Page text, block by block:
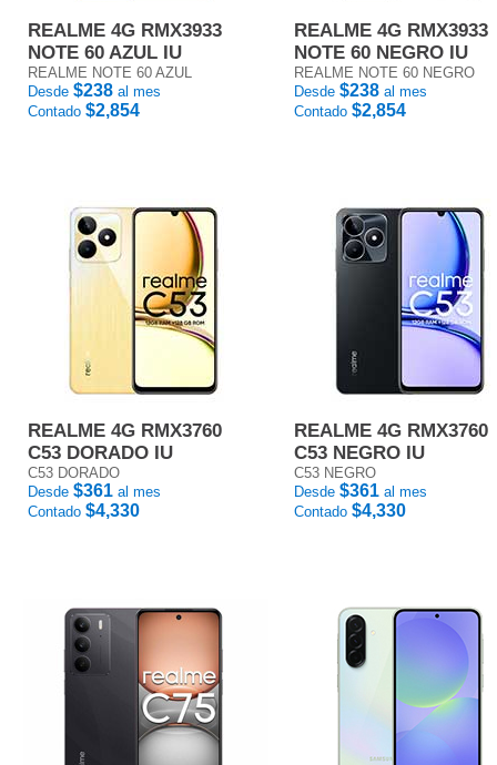
REALME 4G RMX3933
NOTE 60 AZUL IU
REALME NOTE 60 AZUL
Desde $238 al mes
Contado $2,854
REALME 4G RMX3933
NOTE 60 NEGRO IU
REALME NOTE 60 NEGRO
Desde $238 al mes
Contado $2,854
REALME 4G RMX3760
C53 DORADO IU
C53 DORADO
Desde $361 al mes
Contado $4,330
REALME 4G RMX3760
C53 NEGRO IU
C53 NEGRO
Desde $361 al mes
Contado $4,330